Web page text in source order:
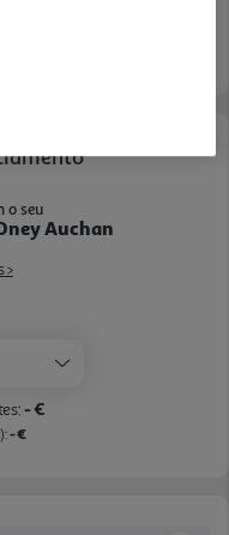
e 14/08/2026
o seu
Auchan
>
- €
- €